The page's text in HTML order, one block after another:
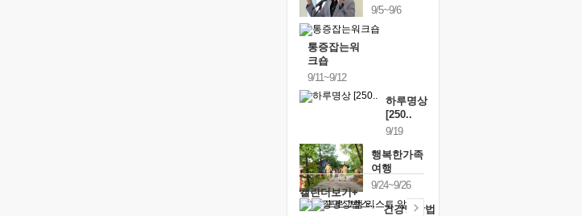
9/5~9/6
통증잡는워
크숍
9/11~9/12
하루명상
[250..
9/19
행복한가족
여행
9/24~9/26
건강명상법
캘린더보기+